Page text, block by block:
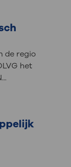
de regio
het